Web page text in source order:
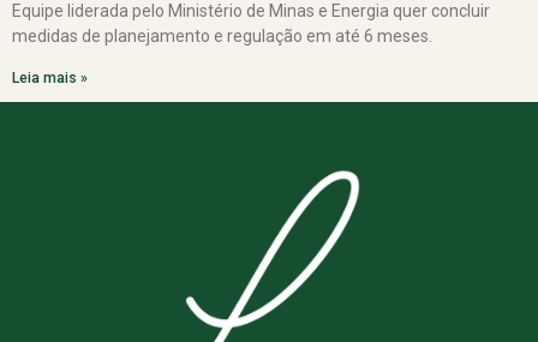
Equipe liderada pelo Ministério de Minas e Energia quer concluir
medidas de planejamento e regulação em até 6 meses.
Leia mais »